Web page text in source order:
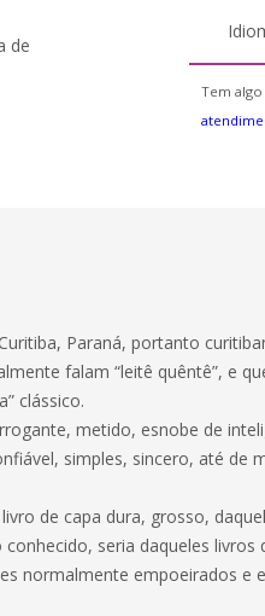
de
Tem
Paraná, portanto
falam “leitê quêntê”, e
clássico.
metido, esnobe de
simples, sincero, até de
de capa dura, grosso,
seria daqueles
normalmente empoeirados e